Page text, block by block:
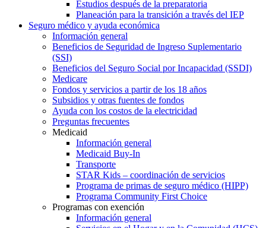
Estudios después de la preparatoria
Planeación para la transición a través del IEP
Seguro médico y ayuda económica
Información general
Beneficios de Seguridad de Ingreso Suplementario
(SSI)
Beneficios del Seguro Social por Incapacidad (SSDI)
Medicare
Fondos y servicios a partir de los 18 años
Subsidios y otras fuentes de fondos
Ayuda con los costos de la electricidad
Preguntas frecuentes
Medicaid
Información general
Medicaid Buy-In
Transporte
STAR Kids – coordinación de servicios
Programa de primas de seguro médico (HIPP)
Programa Community First Choice
Programas con exención
Información general